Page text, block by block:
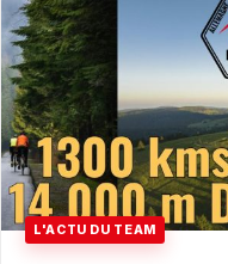
L'ACTU DU TEAM